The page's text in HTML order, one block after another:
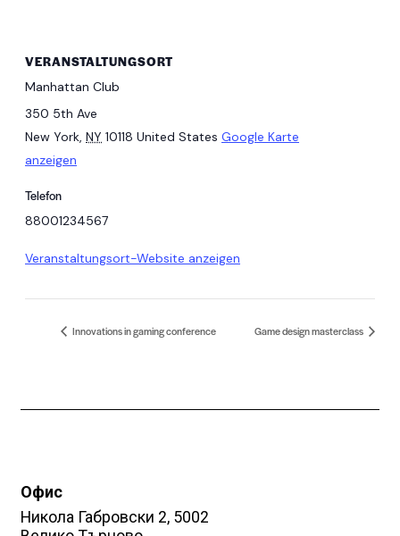
VERANSTALTUNGSORT
Manhattan Club
350 5th Ave
New York, NY 10118 United States Google Karte
anzeigen
Telefon
88001234567
Veranstaltungsort-Website anzeigen
Innovations in gaming conference Game design masterclass
Офис
Никола Габровски 2, 5002